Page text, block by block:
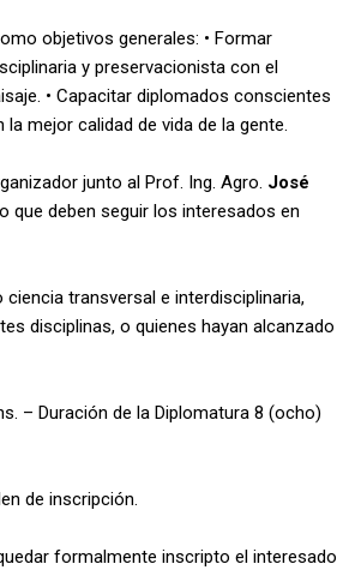
objetivos generales: • Formar
y preservacionista con el
• Capacitar diplomados conscientes
mejor calidad de vida de la gente.
junto al Prof. Ing. Agro. José
que deben seguir los interesados en
transversal e interdisciplinaria,
disciplinas, o quienes hayan alcanzado
– Duración de la Diplomatura 8 (ocho)
de inscripción.
formalmente inscripto el interesado